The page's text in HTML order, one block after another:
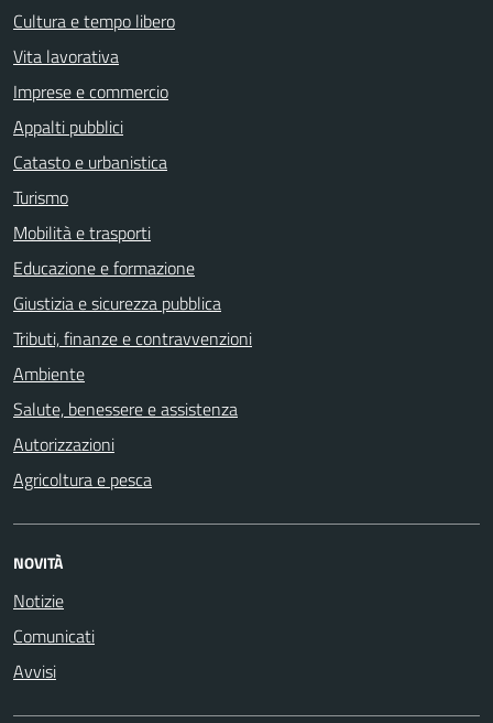
Cultura e tempo libero
Vita lavorativa
Imprese e commercio
Appalti pubblici
Catasto e urbanistica
Turismo
Mobilità e trasporti
Educazione e formazione
Giustizia e sicurezza pubblica
Tributi, finanze e contravvenzioni
Ambiente
Salute, benessere e assistenza
Autorizzazioni
Agricoltura e pesca
NOVITÀ
Notizie
Comunicati
Avvisi